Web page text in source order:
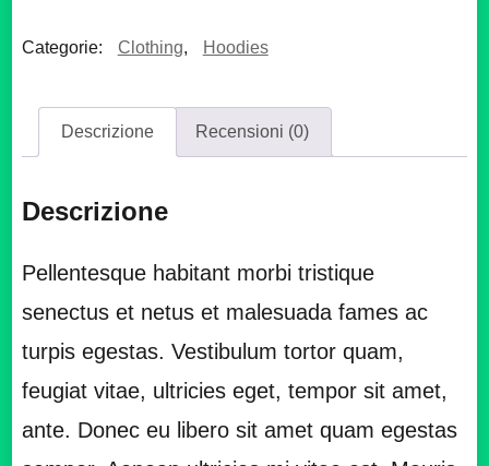
Categorie: Clothing, Hoodies
Descrizione Recensioni (0)
Descrizione
Pellentesque habitant morbi tristique
senectus et netus et malesuada fames ac
turpis egestas. Vestibulum tortor quam,
feugiat vitae, ultricies eget, tempor sit amet,
ante. Donec eu libero sit amet quam egestas